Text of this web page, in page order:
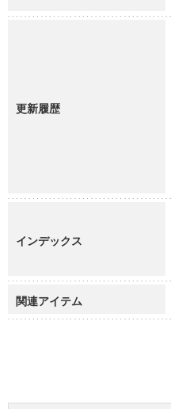
更新履歴
インデックス
関連アイテム